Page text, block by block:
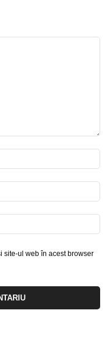
site-ul web în acest browser